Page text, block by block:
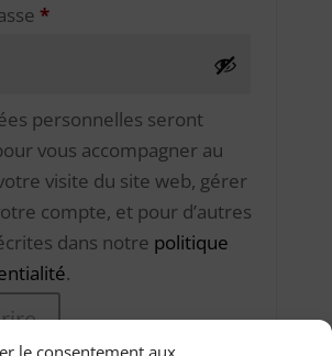
le consentement aux
*Obligatoire
personnelles seront
vous accompagner au
visite du site web, gérer
compte, et pour d’autres
dans notre politique
.